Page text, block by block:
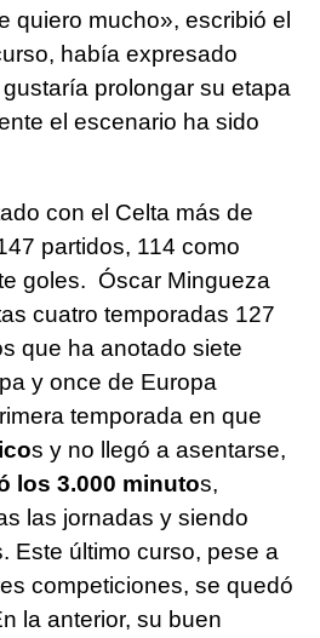
quiero mucho», escribió el
había expresado
prolongar su etapa
el escenario ha sido
con el Celta más de
partidos, 114 como
goles. Óscar Mingueza
cuatro temporadas 127
que ha anotado siete
y once de Europa
temporada en que
s y no llegó a asentarse,
los 3.000 minutos,
las jornadas y siendo
Este último curso, pese a
competiciones, se quedó
la anterior, su buen